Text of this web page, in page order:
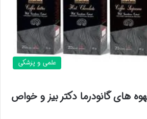
علمی و پزشکی
های گانودرما دکتر بیز و خواص